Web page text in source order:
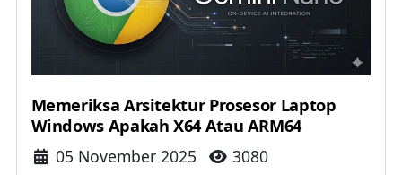
Memeriksa Arsitektur Prosesor Laptop
Windows Apakah X64 Atau ARM64
Details
05 November 2025 3080